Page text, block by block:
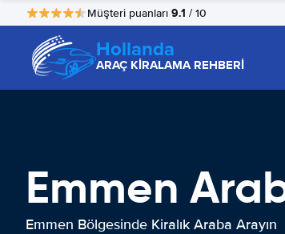
Müşteri puanları 9.1 / 10
Hollanda
ARAÇ KİRALAMA REHBERİ
Emmen
Emmen Bölgesinde Kiralık Araba Arayın